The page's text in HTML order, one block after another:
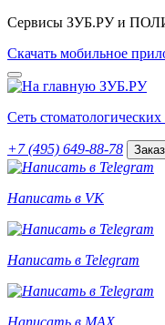
Сервисы ЗУБ.РУ и
Скачать мобильное
Сеть
+7 (495) 649-88-78
Написать в VK
Написать в Telegram
Написать в MAX